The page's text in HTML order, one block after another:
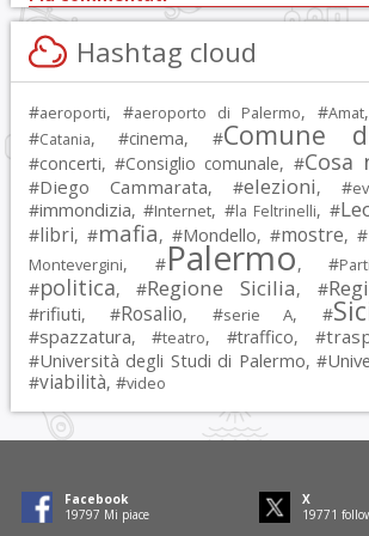
Hashtag cloud
#aeroporti, #aeroporto di Palermo, #Amat
#Catania, #cinema, #Comune
#concerti, #Consiglio comunale, #Cosa
#Diego Cammarata, #elezioni, #
#immondizia, #Internet, #la Feltrinelli, #
#libri, #mafia, #Mondello, #mostre, #
Montevergini, #Palermo, #
#politica, #Regione Sicilia, #
#rifiuti, #Rosalio, #serie A, #
#spazzatura, #teatro, #traffico, #
#Università degli Studi di Palermo, #
#viabilità, #video
Facebook
19797 Mi piace
X
19771